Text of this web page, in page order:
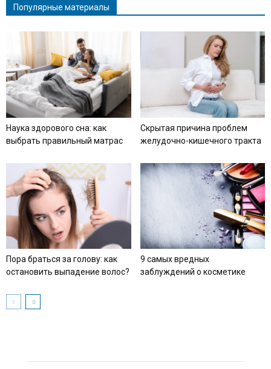
Популярные материалы
Наука здорового сна: как
выбрать правильный матрас
Скрытая причина проблем
желудочно-кишечного тракта
Пора браться за голову: как
остановить выпадение волос?
9 самых вредных
заблуждений о косметике